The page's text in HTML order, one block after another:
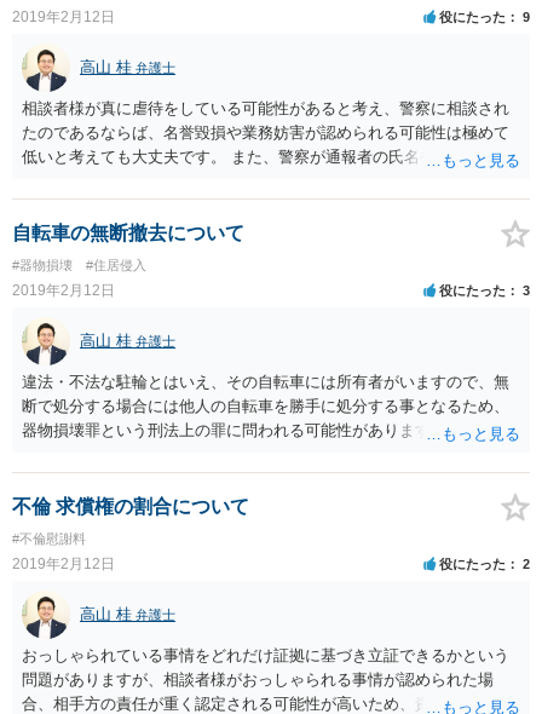
2019年2月12日 役にたった 9
高山 桂 弁護士
相談者様が真に虐待をしている可能性があると考え、警察に相談され
たのであるならば、名誉毀損や業務妨害が認められる可能性は極めて
低いと考えても大丈夫です。 また、警察が通報者の氏名や住所などの
は不要でしょう。おそらく弁護士が弁護士会照会を行ったとしても、
そのような攻撃的な方に情報を開示する事はないとは思いますが、念
道かと思います。
自転車の無断撤去について
#器物損壊 #住居侵入
2019年2月12日 役にたった 3
高山 桂 弁護士
違法・不法な駐輪とはいえ、その自転車には所有者がいますので、無
断で処分する場合には他人の自転車を勝手に処分する事となるため、
器物損壊罪という刑法上の罪に問われる可能性があります。また、そ
駐輪している人は、勝手に人の私有地に入り込んで駐輪しているた
め、住居侵入罪が成立する可能性が高く、かつ他人の土地を無断で使
う事ができます。 そのため、お互いがお互いに許されざる行為を行い
あった事案といえますので、後は当事者同士が納得いくように話し合
いを行うべきかと思います。
不倫 求償権の割合について
#不倫慰謝料
2019年2月12日 役にたった 2
高山 桂 弁護士
おっしゃられている事情をどれだけ証拠に基づき立証できるかという
問題がありますが、相談者様がおっしゃられる事情が認められた場
合、相手方の責任が重く認定される可能性が高いため、責任割合は、